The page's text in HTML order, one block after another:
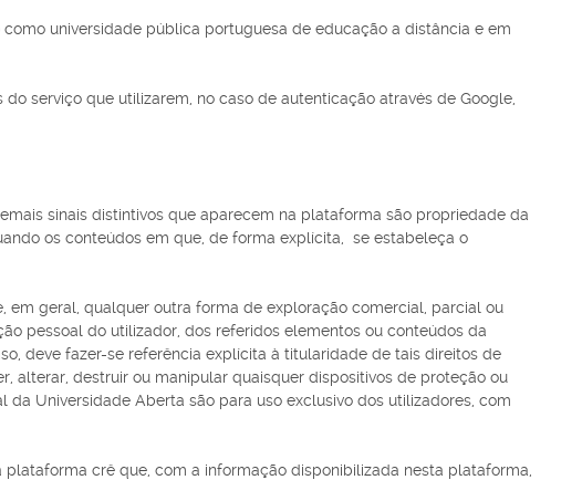
universidade pública portuguesa de educação a distância e em
serviço que utilizarem, no caso de autenticação através de Google,
sinais distintivos que aparecem na plataforma são propriedade da
os conteúdos em que, de forma explícita, se estabeleça o
geral, qualquer outra forma de exploração comercial, parcial ou
pessoal do utilizador, dos referidos elementos ou conteúdos da
deve fazer-se referência explícita à titularidade de tais direitos de
alterar, destruir ou manipular quaisquer dispositivos de proteção ou
Universidade Aberta são para uso exclusivo dos utilizadores, com
crê que, com a informação disponibilizada nesta plataforma,